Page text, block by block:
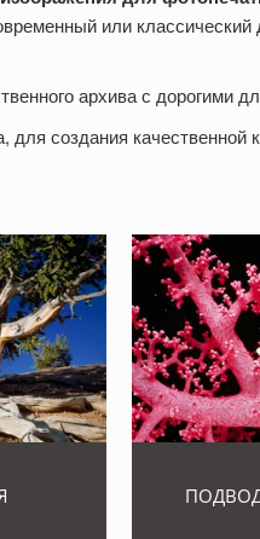
или
архива с дорогими
для создания качественной